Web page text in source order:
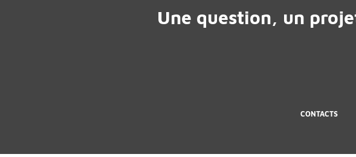
Une question, un
CONTACTS